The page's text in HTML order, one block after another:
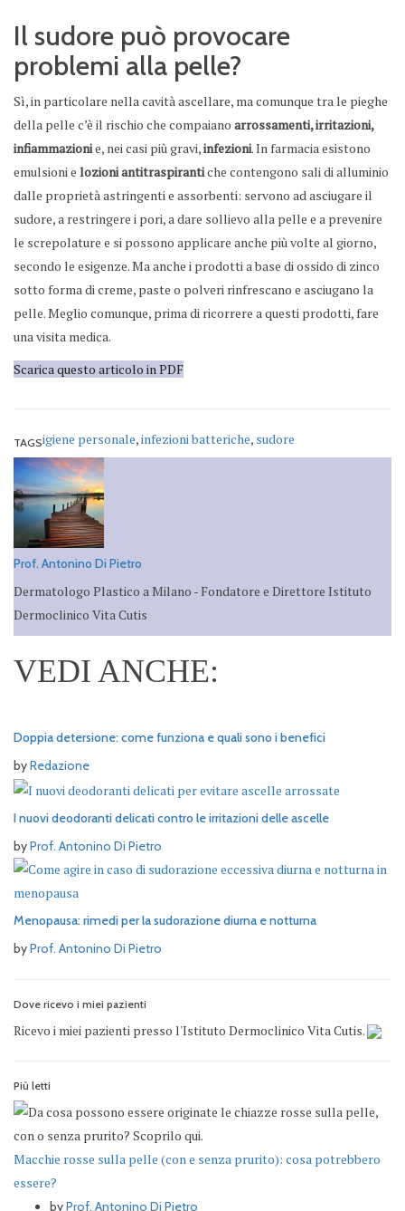
Il sudore può provocare
problemi alla pelle?
Sì, in particolare nella cavità ascellare, ma comunque tra le pieghe
della pelle c’è il rischio che compaiano arrossamenti, irritazioni,
infiammazionie, nei casi più gravi,infezioni. In farmacia esistono
emulsioni e lozioni antitraspirantiche contengono sali di alluminio
dalle proprietà astringenti e assorbenti: servono ad asciugare il
sudore, a restringere i pori, a dare sollievo alla pelle e a prevenire
le screpolature e si possono applicare anche più volte al giorno,
secondo le esigenze. Ma anche i prodotti a base di ossido di zinco
sotto forma di creme, paste o polveri rinfrescano e asciugano la
pelle. Meglio comunque, prima di ricorrere a questi prodotti, fare
una visita medica.
Scarica questo articolo in PDF
TAGSigiene personale,infezioni batteriche, sudore
Prof. Antonino Di Pietro
Dermatologo Plastico a Milano - Fondatore e Direttore Istituto
Dermoclinico Vita Cutis
VEDI ANCHE:
Doppia detersione: come funziona e quali sono i benefici
byRedazione
I nuovi deodoranti delicati contro le irritazioni delle ascelle
byProf. Antonino Di Pietro
Menopausa: rimedi per la sudorazione diurna e notturna
byProf. Antonino Di Pietro
Dove ricevo i miei pazienti
Ricevo i miei pazienti presso l'Istituto Dermoclinico Vita Cutis.
Più letti
Macchie rosse sulla pelle (con e senza prurito): cosa potrebbero
essere?
byProf. Antonino Di Pietro